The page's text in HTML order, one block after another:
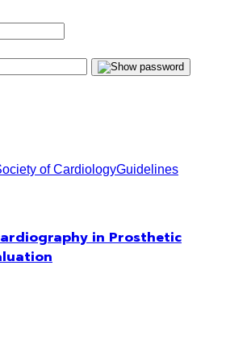
of CardiologyGuidelines
in Prosthetic